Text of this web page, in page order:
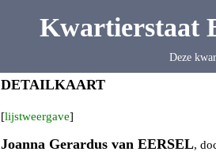
Kwartierstaat
Deze
DETAILKAART
[lijstweergave]
Joanna Gerardus van EERSEL,